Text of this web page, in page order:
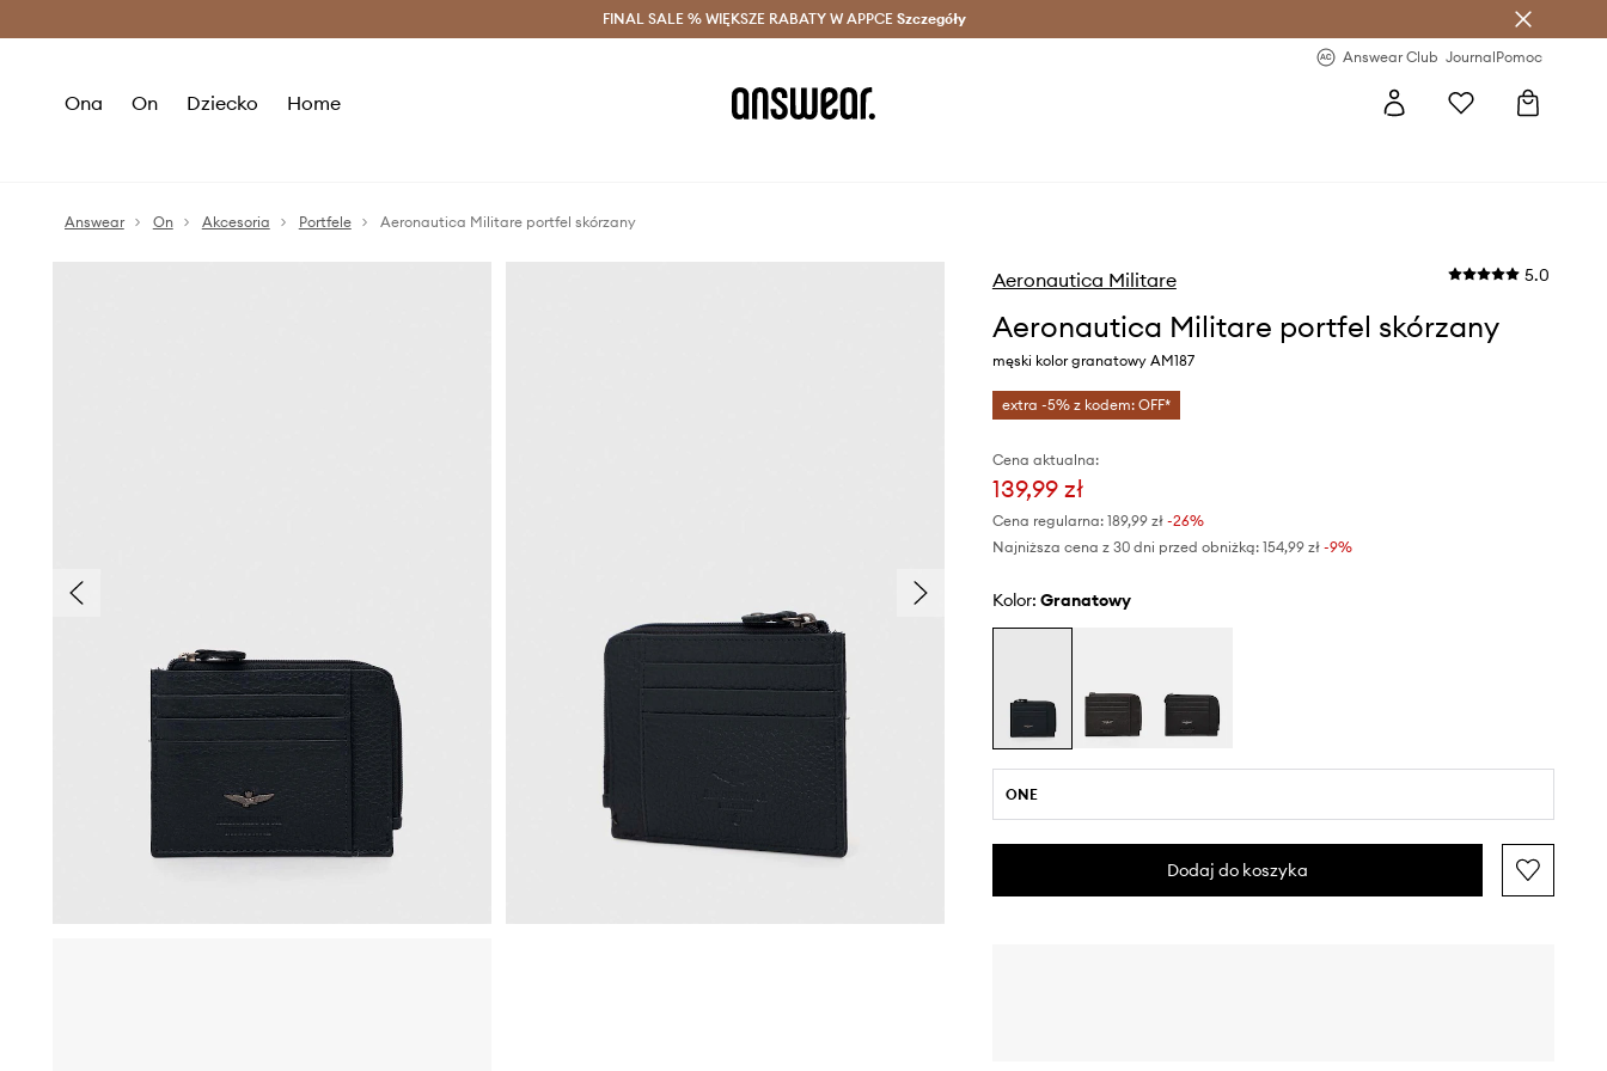
Oszczędzaj z Answear Club > Dostawa nawet w 24h >
FINAL SALE % WIĘKSZE RABATY W APPCE Szczegóły
Answear Club JournalPomoc
Ona On Dziecko Home
Answear On Akcesoria Portfele Aeronautica Militare portfel skórzany
Aeronautica Militare 5.0
Aeronautica Militare portfel skórzany
męski kolor granatowy AM187
extra -5% z kodem: OFF*
Cena aktualna:
139,99 zł
Cena regularna: 189,99 zł-26%
Najniższa cena z 30 dni przed obniżką: 154,99 zł -9%
Kolor: granatowy
ONE
Dodaj do koszyka